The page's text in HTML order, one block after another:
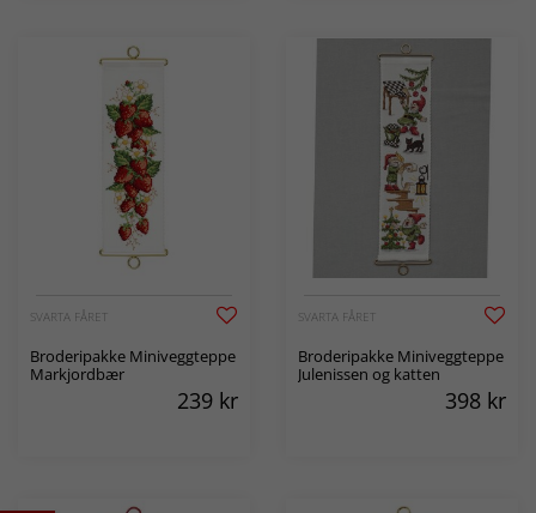
SVARTA FÅRET
Broderipakke Miniveggteppe
Markjordbær
239 kr
SVARTA FÅRET
Broderipakke Miniveggteppe
Julenissen og katten
398 kr